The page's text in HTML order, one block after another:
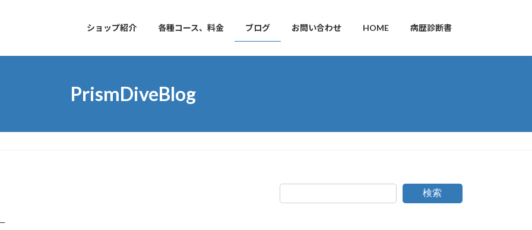
ショップ紹介 各種コース、料金 ブログ お問い合わせ HOME 病歴診断書
PrismDiveBlog
検索